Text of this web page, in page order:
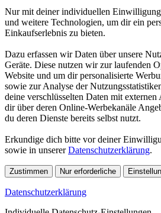
Nur mit deiner individuellen
und weitere Technologien, um dir ein
Einkaufserlebnis zu bieten.
Dazu erfassen wir Daten über unsere
Geräte. Diese nutzen wir zur laufenden
Website und um dir personalisierte
sowie zur Analyse der
deine verschlüsselten Daten mit
dir über deren Online-Werbekanäle
du deren Dienste bereits selbst nutzt.
Erkundige dich bitte vor deiner
sowie in unsererDatenschutzerklärung.
Zustimmen Nur erforderliche
Datenschutzerklärung